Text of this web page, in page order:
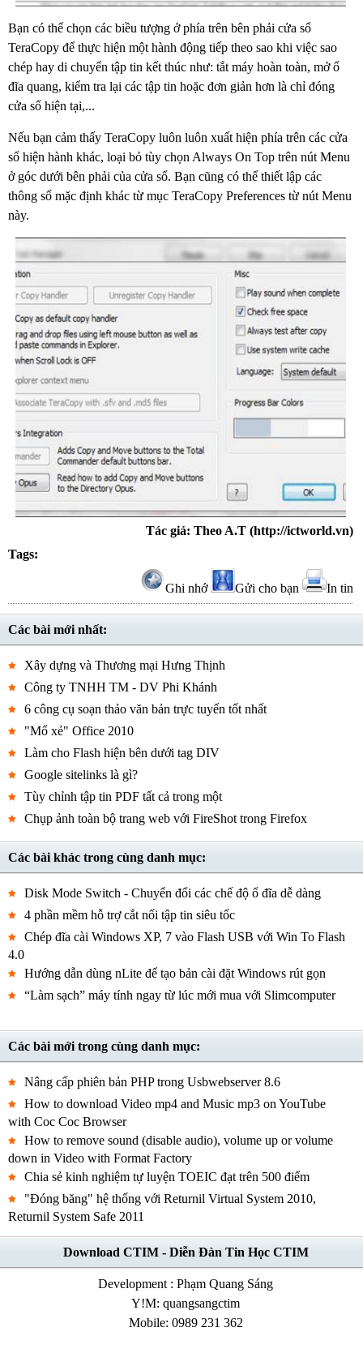
Bạn có thể chọn các biều tượng ở phía trên bên phải cửa sổ
TeraCopy để thực hiện một hành động tiếp theo sao khi việc sao
chép hay di chuyển tập tin kết thúc như: tắt máy hoàn toàn, mở ổ
đĩa quang, kiểm tra lại các tập tin hoặc đơn giản hơn là chỉ đóng
cửa sổ hiện tại,...
Nếu bạn cảm thấy TeraCopy luôn luôn xuất hiện phía trên các cửa
sổ hiện hành khác, loại bỏ tùy chọn Always On Top trên nút Menu
ở góc dưới bên phải của cửa sổ. Bạn cũng có thể thiết lập các
thông số mặc định khác từ mục TeraCopy Preferences từ nút Menu
này.
Tác giả: Theo A.T (http://ictworld.vn)
Tags:
Ghi nhớ Gửi cho bạn In tin
Các bài mới nhất:
Xây dựng và Thương mại Hưng Thịnh
Công ty TNHH TM - DV Phi Khánh
6 công cụ soạn thảo văn bản trực tuyến tốt nhất
"Mổ xẻ" Office 2010
Làm cho Flash hiện bên dưới tag DIV
Google sitelinks là gì?
Tùy chỉnh tập tin PDF tất cả trong một
Chụp ảnh toàn bộ trang web với FireShot trong Firefox
Các bài khác trong cùng danh mục:
Disk Mode Switch - Chuyển đổi các chế độ ổ đĩa dễ dàng
4 phần mềm hỗ trợ cắt nối tập tin siêu tốc
Chép đĩa cài Windows XP, 7 vào Flash USB với Win To Flash
4.0
Hướng dẫn dùng nLite để tạo bản cài đặt Windows rút gọn
“Làm sạch” máy tính ngay từ lúc mới mua với Slimcomputer
Các bài mới trong cùng danh mục:
Nâng cấp phiên bản PHP trong Usbwebserver 8.6
How to download Video mp4 and Music mp3 on YouTube
with Coc Coc Browser
How to remove sound (disable audio), volume up or volume
down in Video with Format Factory
Chia sẻ kinh nghiệm tự luyện TOEIC đạt trên 500 điểm
"Đóng băng" hệ thống với Returnil Virtual System 2010,
Returnil System Safe 2011
Download CTIM - Diễn Đàn Tin Học CTIM
Development : Phạm Quang Sáng
Y!M: quangsangctim
Mobile: 0989 231 362